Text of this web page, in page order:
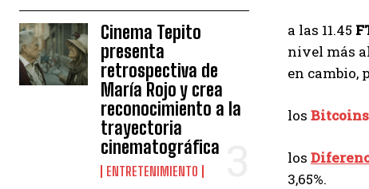
Cinema Tepito
presenta
retrospectiva de
María Rojo y crea
reconocimiento a la
trayectoria
cinematográfica
ENTRETENIMIENTO
a las 11.45
nivel más
en cambio,
los Bitcoins
los
3,65%.